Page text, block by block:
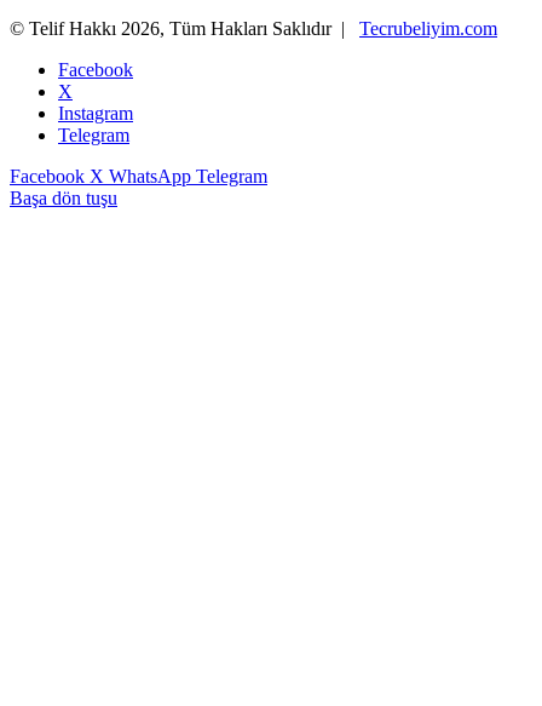
© Telif Hakkı 2026, Tüm Hakları Saklıdır | Tecrubeliyim.com
Facebook
X
Instagram
Telegram
Facebook X WhatsApp Telegram
Başa dön tuşu